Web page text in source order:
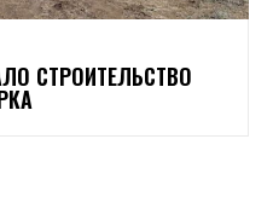
СТРОИТЕЛЬСТВО